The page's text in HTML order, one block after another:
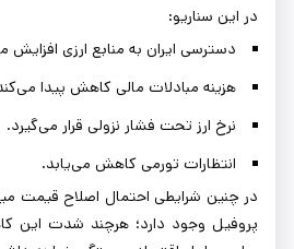
در این سناریو:
دسترسی ایران به منابع ارزی افزایش
هزینه مبادلات مالی کاهش پیدا
نرخ ارز تحت فشار نزولی قرار می‌گیرد.
انتظارات تورمی کاهش می‌یابد.
در چنین شرایطی احتمال اصلاح قیمت
پروفیل وجود دارد؛ هرچند شدت این